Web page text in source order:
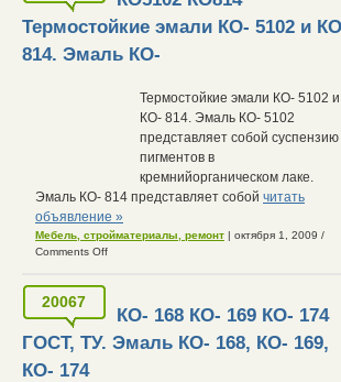
Термостойкие эмали КО- 5102 и
814. Эмаль КО-
Термостойкие эмали КО- 5102 и
КО- 814. Эмаль КО- 5102
представляет собой суспензию
пигментов в
кремнийорганическом лаке.
Эмаль КО- 814 представляет собой читать
объявление »
Мебель, стройматериалы, ремонт | октября 1, 2009 /
Comments Off
20067
КО- 168 КО- 169 КО- 174
ГОСТ, ТУ. Эмаль КО- 168, КО- 169,
КО- 174